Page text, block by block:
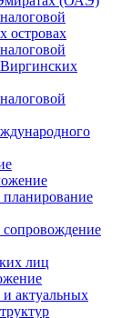
островах
сопровождение
лиц
актуальных